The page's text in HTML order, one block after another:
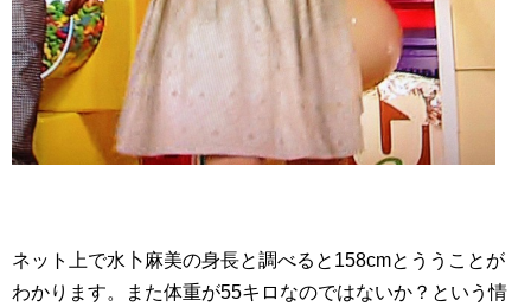
ネット上で水卜麻美の身長と調べると158cmとううことが
わかります。また体重が55キロなのではないか？という情